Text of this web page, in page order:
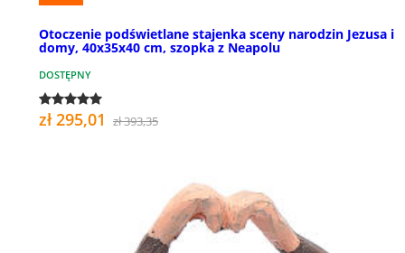
Otoczenie podświetlane stajenka sceny narodzin Jezusa i
domy, 40x35x40 cm, szopka z Neapolu
DOSTĘPNY
zł 295,01 zł 393,35